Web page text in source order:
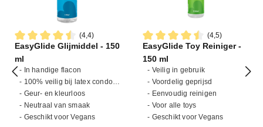
(4,4)
Gemiddelde waardering van 4.4 van 5 sterren
EasyGlide Glijmiddel - 150
ml
- In handige flacon
- 100% veilig bij latex condooms
- Geur- en kleurloos
- Neutraal van smaak
- Geschikt voor Vegans
(4,5)
Gemiddelde waardering van
EasyGlide Toy Reiniger -
150 ml
- Veilig in gebruik
- Voordelig geprijsd
- Eenvoudig reinigen
- Voor alle toys
- Geschikt voor Vegans